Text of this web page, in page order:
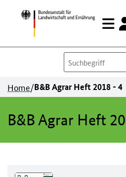
Zum
Inhalt
springen
Home/B&B Agrar Heft 2018 - 4
B&B Agrar Heft